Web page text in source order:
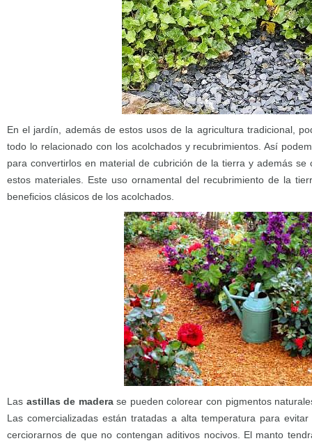
En el jardín, además de estos usos de la agricultura tradicional,
todo lo relacionado con los acolchados y recubrimientos. Así
para convertirlos en material de cubrición de la tierra y además se
estos materiales. Este uso ornamental del recubrimiento de la
beneficios clásicos de los acolchados.
Las astillas de maderase pueden colorear con pigmentos
Las comercializadas están tratadas a alta temperatura para
cerciorarnos de que no contengan aditivos nocivos. El manto